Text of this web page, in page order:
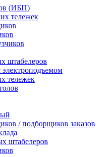
(ИБП)
тележек
штабелеров
тележек
/ подборщиков заказов
штабелеров